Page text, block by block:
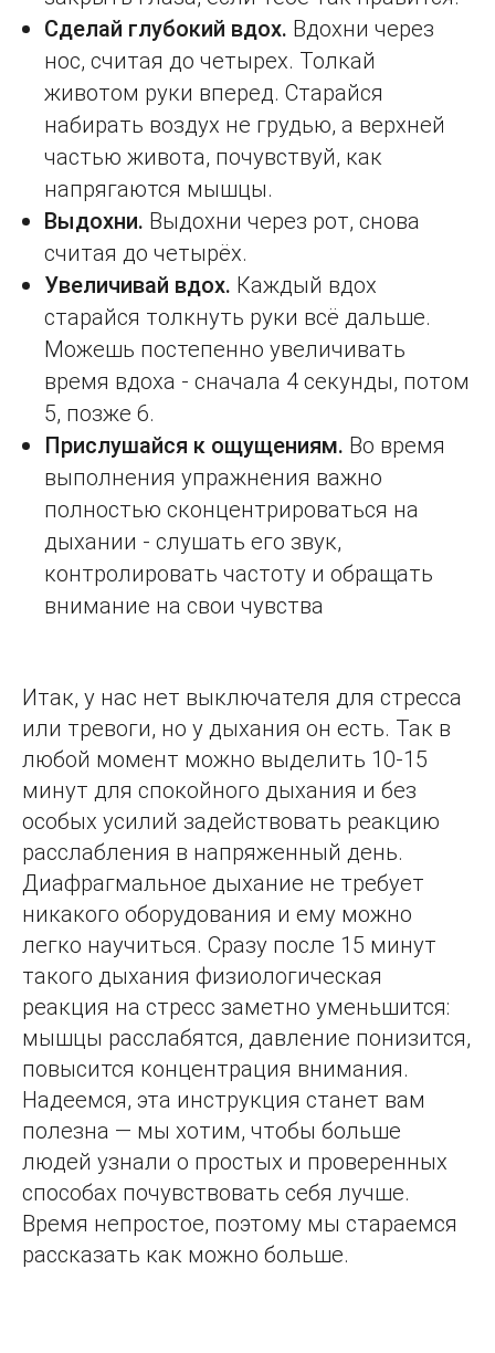
Сделай глубокий вдох. Вдохни через
нос, считая до четырех. Толкай
животом руки вперед. Старайся
набирать воздух не грудью, а верхней
частью живота, почувствуй, как
напрягаются мышцы.
Выдохни. Выдохни через рот, снова
считая до четырёх.
Увеличивай вдох. Каждый вдох
старайся толкнуть руки всё дальше.
Можешь постепенно увеличивать
время вдоха - сначала 4 секунды, потом
5, позже 6.
Прислушайся к ощущениям. Во время
выполнения упражнения важно
полностью сконцентрироваться на
дыхании - слушать его звук,
контролировать частоту и обращать
внимание на свои чувства
Итак, у нас нет выключателя для стресса
или тревоги, но у дыхания он есть. Так в
любой момент можно выделить 10-15
минут для спокойного дыхания и без
особых усилий задействовать реакцию
расслабления в напряженный день.
Диафрагмальное дыхание не требует
никакого оборудования и ему можно
легко научиться. Сразу после 15 минут
такого дыхания физиологическая
реакция на стресс заметно уменьшится:
мышцы расслабятся, давление понизится,
повысится концентрация внимания.
Надеемся, эта инструкция станет вам
полезна — мы хотим, чтобы больше
людей узнали о простых и проверенных
способах почувствовать себя лучше.
Время непростое, поэтому мы стараемся
рассказать как можно больше.